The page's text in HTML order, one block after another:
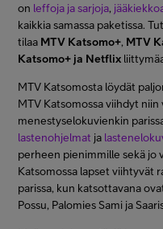
on leffoja ja sarjoja,
kaikkia samassa paketissa.
tilaa MTV Katsomo+, MTV
Katsomo+ ja Netflix
MTV Katsomosta löydät
MTV Katsomossa viihdyt
menestyselokuvienkin
lastenohjelmat ja
perheen pienimmille sekä jo
Katsomossa lapset viihtyvät
parissa, kun katsottavana
Possu, Palomies Sami ja